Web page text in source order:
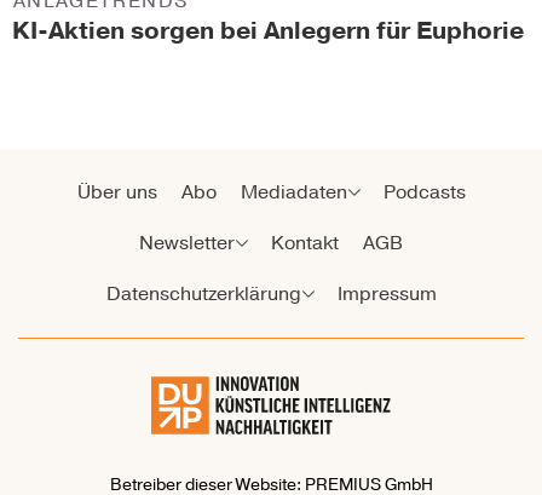
KI-Aktien sorgen bei Anlegern für Euphorie
Über uns Abo Mediadaten
Podcasts
Newsletter
Kontakt
AGB
Datenschutzerklärung
Impressum
Betreiber dieser Website: PREMIUS GmbH